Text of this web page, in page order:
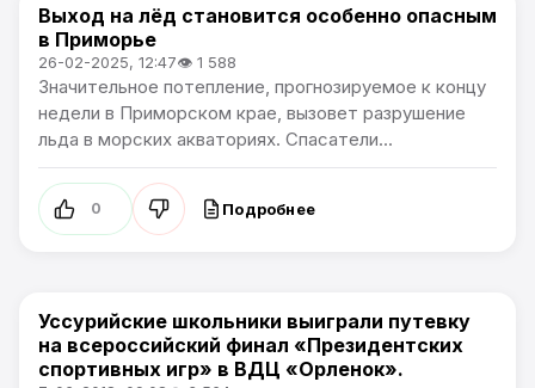
Новости Приморского края
Выход на лёд становится особенно опасным
в Приморье
26-02-2025, 12:47👁 1 588
Значительное потепление, прогнозируемое к концу
недели в Приморском крае, вызовет разрушение
льда в морских акваториях. Спасатели...
0 Подробнее
Новости Приморского края
Уссурийские школьники выиграли путевку
на всероссийский финал «Президентских
спортивных игр» в ВДЦ «Орленок».